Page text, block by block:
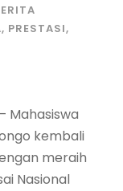
, PRESTASI,
Mahasiswa
kembali
meraih
Nasional